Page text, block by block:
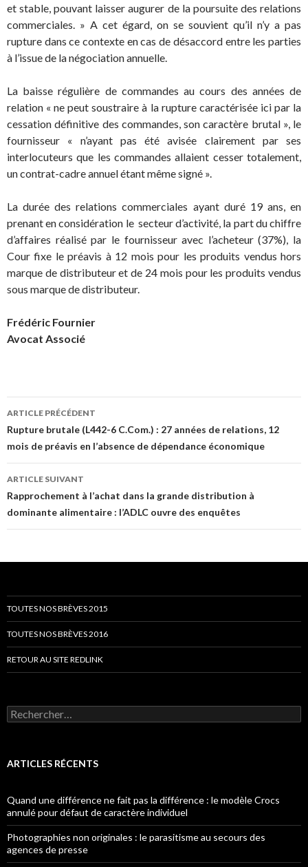
et stable, pouvant laisser augurer de la poursuite des relations
commerciales. » A cet égard, on se souvient qu’il n’y a pas
rupture dans ce contexte en cas de désaccord entre les parties
à l’issue de la négociation annuelle.
La baisse régulière de commandes au cours des années de
relation « ne peut soustraire à la rupture caractérisée ici par la
cessation définitive des commandes, son caractère brutal », le
fournisseur « n’ayant pas été avisée clairement par ses
interlocuteurs que les commandes allaient cesser totalement,
un contrat-cadre annuel étant même signé ».
La durée des relations commerciales ayant duré 19 ans, en
prenant en considération le secteur d’activité, la part du chiffre
d’affaires réalisé par le fournisseur avec l’acheteur (37%), la
Cour fixe le préavis à 12 mois pour les produits vendus hors
marque de distributeur et de 24 mois pour les produits vendus
sous marque de distributeur.
Frédéric Fournier
Avocat Associé
Navigation
des
articles
ARTICLE PRÉCÉDENT
Rupture brutale (L442-6 C.Com.) : 27 années de relations, 12
mois de préavis en l’absence de dépendance économique
ARTICLE SUIVANT
Rapprochement à l’achat dans la grande distribution à
dominante alimentaire : l’ADLC ouvre des enquêtes
TOUTES NOS BRÈVES 2015
TOUTES NOS BRÈVES 2016
RETOUR AU SITE REDLINK
Rechercher :
ARTICLES RÉCENTS
Quand une différence ne fait pas la différence : le modèle Crocs
annulé pour défaut de caractère individuel
Photographies non originales : le parasitisme au secours des
agences de presse